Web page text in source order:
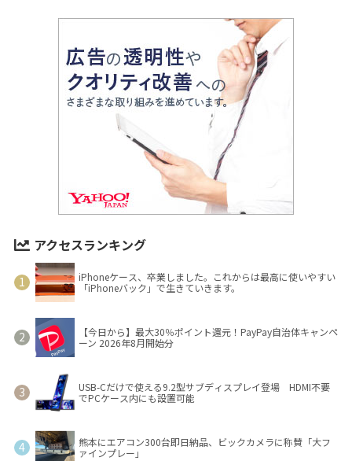
アクセスランキング
iPhoneケース、卒業しました。これからは最高に使いやすい
「iPhoneバック」で生きていきます。
【今日から】最大30％ポイント還元！PayPay自治体キャンペ
ーン 2026年8月開始分
USB-Cだけで使える9.2型サブディスプレイ登場 HDMI不要
でPCケース内にも設置可能
熊本にエアコン300台即日納品、ビックカメラに称賛「大フ
ァインプレー」